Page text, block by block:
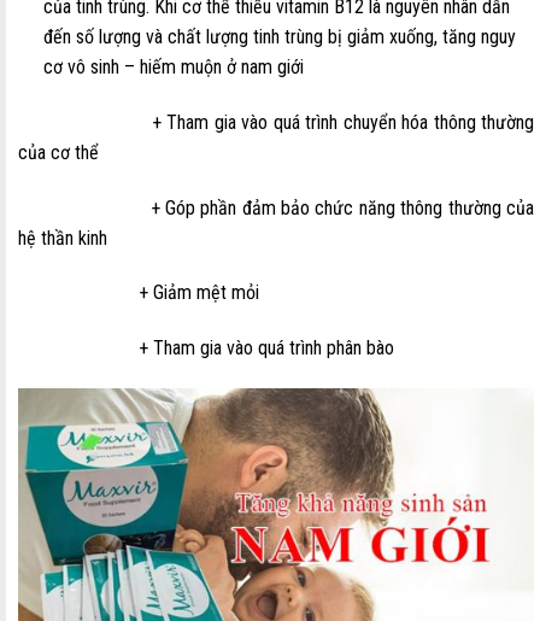
của tinh trùng. Khi cơ thể thiếu vitamin B12 là nguyên nhân dẫn
đến số lượng và chất lượng tinh trùng bị giảm xuống, tăng nguy
cơ vô sinh – hiếm muộn ở nam giới
+ Tham gia vào quá trình chuyển hóa thông thường
của cơ thể
+ Góp phần đảm bảo chức năng thông thường của
hệ thần kinh
+ Giảm mệt mỏi
+ Tham gia vào quá trình phân bào